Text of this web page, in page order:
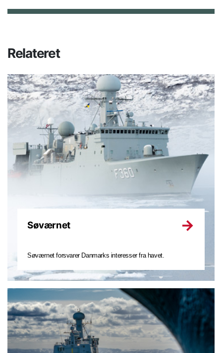
Relateret
Søværnet
Søværnet forsvarer Danmarks interesser fra havet.